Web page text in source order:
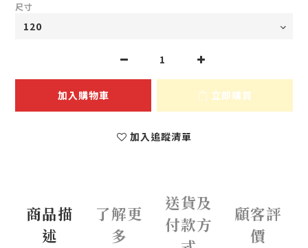
尺寸
加入購物車 立即購買
加入追蹤清單
商品描
述
了解更
多
送貨及
付款方
顧客評
價